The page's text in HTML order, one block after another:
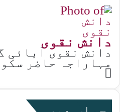
دانش نقوی
دانش نقوی آبائی
مہاراجہ حاضر
Website